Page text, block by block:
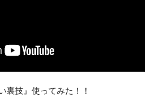
裏技』使ってみた！！